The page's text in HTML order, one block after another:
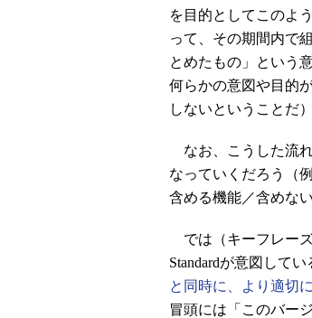
を目的としてこのよ
って、その期間内で
とめたもの」という
何らかの意図や目的
しないということだ）
なお、こうした流
なっていくだろう（
含める機能／含めな
では（キーフレー
Standardが意図してい
と同時に、より適切
冒頭には「このバー